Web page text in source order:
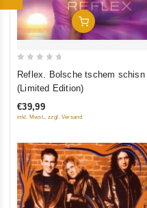
In Den Warenkorb
5
Reflex. Bolsche tschem schisn
(Limited Edition)
€39,99
inkl. Mwst., zzgl. Versand